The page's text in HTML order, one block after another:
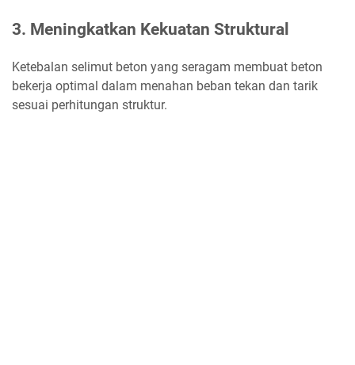
3. Meningkatkan Kekuatan Struktural
Ketebalan selimut beton yang seragam membuat beton
bekerja optimal dalam menahan beban tekan dan tarik
sesuai perhitungan struktur.